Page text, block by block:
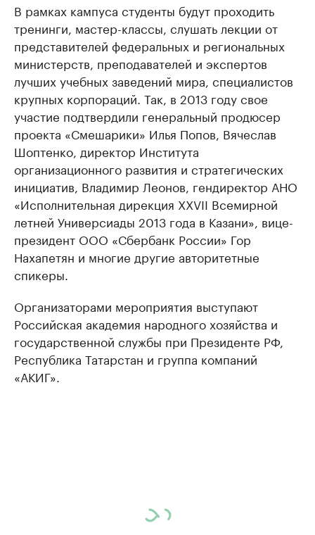
В рамках кампуса студенты будут проходить
тренинги, мастер-классы, слушать лекции от
представителей федеральных и региональных
министерств, преподавателей и экспертов
лучших учебных заведений мира, специалистов
крупных корпораций. Так, в 2013 году свое
участие подтвердили генеральный продюсер
проекта «Смешарики» Илья Попов, Вячеслав
Шоптенко, директор Института
организационного развития и стратегических
инициатив, Владимир Леонов, гендиректор АНО
«Исполнительная дирекция XXVII Всемирной
летней Универсиады 2013 года в Казани», вице-
президент ООО «Сбербанк России» Гор
Нахапетян и многие другие авторитетные
спикеры.
Организаторами мероприятия выступают
Российская академия народного хозяйства и
государственной службы при Президенте РФ,
Республика Татарстан и группа компаний
«АКИГ».